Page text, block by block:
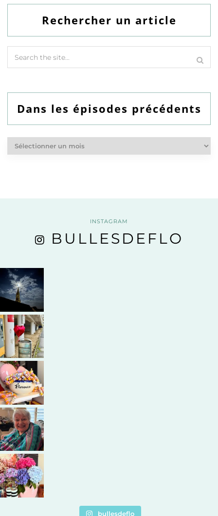
Rechercher un article
Dans les épisodes précédents
Dans
les
INSTAGRAM
BULLESDEFLO
bullesdeflo